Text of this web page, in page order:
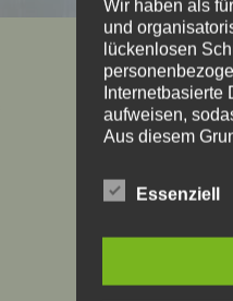
Wir haben als
und
lückenlosen
Internetbasierte
aufweisen,
Aus diesem
telefonisch, an
Die
Essenziell